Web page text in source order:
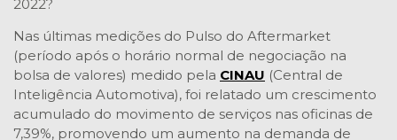
2022?
Nas últimas medições do Pulso do Aftermarket
(período após o horário normal de negociação na
bolsa de valores) medido pela CINAU (Central de
Inteligência Automotiva), foi relatado um crescimento
acumulado do movimento de serviços nas oficinas de
7,39%, promovendo um aumento na demanda de